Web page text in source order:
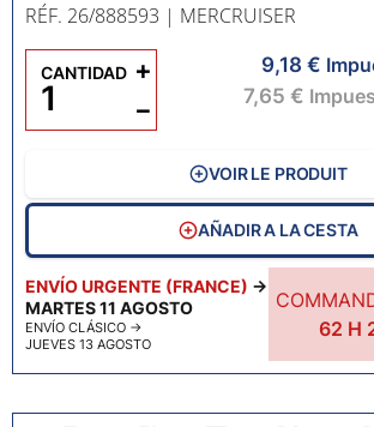
RÉF. 26/888593 | MERCRUISER
ENVÍO URGENTE (FRANCE) →
MARTES 11 AGOSTO
ENVÍO CLÁSICO →
JUEVES 13 AGOSTO
62 H
9,18 €
7,65 €
CANTIDAD
−
+
VOIR LE PRODUIT
AÑADIR A LA CESTA